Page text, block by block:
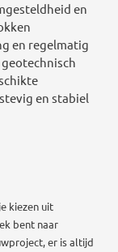
en
en regelmatig
en stabiel
kiezen uit
bent naar
er is altijd